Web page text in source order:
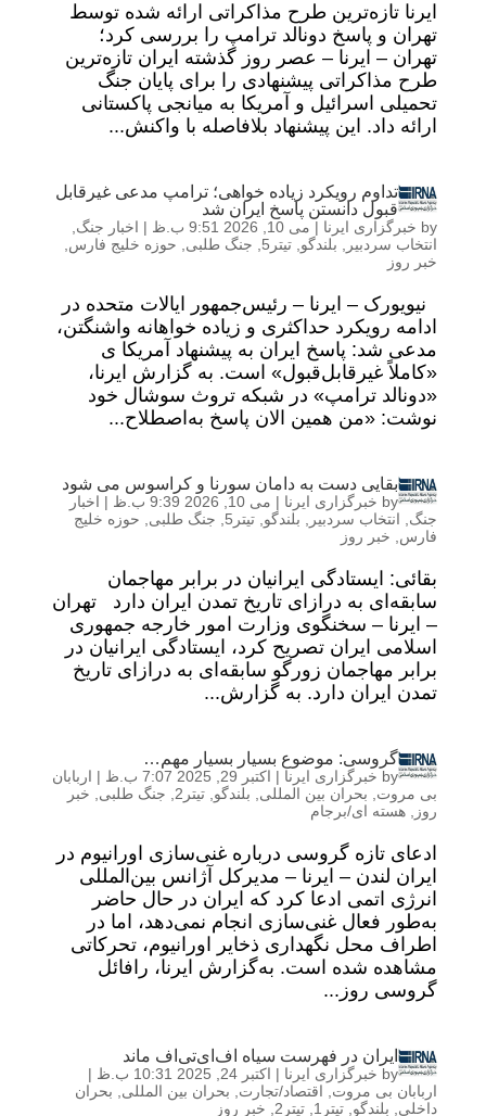
ایرنا تازه‌ترین طرح مذاکراتی ارائه شده توسط
تهران و پاسخ دونالد ترامپ را بررسی کرد؛
تهران – ایرنا – عصر روز گذشته ایران تازه‌ترین
طرح مذاکراتی پیشنهادی را برای پایان جنگ
تحمیلی اسرائیل و آمریکا به میانجی پاکستانی
ارائه داد. این پیشنهاد بلافاصله با واکنش...
تداوم رویکرد زیاده خواهی؛ ترامپ مدعی غیرقابل
قبول دانستن پاسخ ایران شد
by خبرگزاری ایرنا | می 10, 2026 9:51 ب.ظ | اخبار جنگ
انتخاب سردبیر
بلندگو تیتر5 جنگ طلبی حوزه خلیج فارس
خبر روز
نیویورک – ایرنا – رئیس‌جمهور ایالات متحده در
ادامه رویکرد حداکثری و زیاده خواهانه واشنگتن،
مدعی شد: پاسخ ایران به پیشنهاد آمریکا ی
«کاملاً غیرقابل‌قبول» است. به گزارش ایرنا،
«دونالد ترامپ» در شبکه تروث سوشال خود
نوشت: «من همین الان پاسخ به‌اصطلاح...
بقایی دست به دامان سورنا و کراسوس می شود
by خبرگزاری ایرنا | می 10, 2026 9:39 ب.ظ | اخبار
جنگ
انتخاب سردبیر بلندگو تیتر5 جنگ طلبی
حوزه خلیج
فارس
خبر روز
بقائی: ایستادگی ایرانیان در برابر مهاجمان
سابقه‌ای به درازای تاریخ تمدن ایران دارد تهران
– ایرنا – سخنگوی وزارت امور خارجه جمهوری
اسلامی ایران تصریح کرد، ایستادگی ایرانیان در
برابر مهاجمان زورگو سابقه‌ای به درازای تاریخ
تمدن ایران دارد. به گزارش...
گروسی: موضوع بسیار بسیار مهم…
by خبرگزاری ایرنا | اکتبر 29, 2025 7:07 ب.ظ | اربابان
بی مروت
بحران بین المللی بلندگو تیتر2 جنگ طلبی
خبر
روز
هسته ای/برجام
ادعای تازه گروسی درباره غنی‌سازی اورانیوم در
ایران لندن – ایرنا – مدیرکل آژانس بین‌المللی
انرژی اتمی ادعا کرد که ایران در حال حاضر
به‌طور فعال غنی‌سازی انجام نمی‌دهد، اما در
اطراف محل نگهداری ذخایر اورانیوم، تحرکاتی
مشاهده شده است. به‌گزارش ایرنا، رافائل
گروسی روز...
ایران در فهرست سیاه اف‌ای‌تی‌اف ماند
by خبرگزاری ایرنا | اکتبر 24, 2025 10:31 ب.ظ
|
اربابان بی مروت
اقتصاد/تجارت بحران بین المللی
بحران
داخلی
بلندگو تیتر1 تیتر2 خبر روز